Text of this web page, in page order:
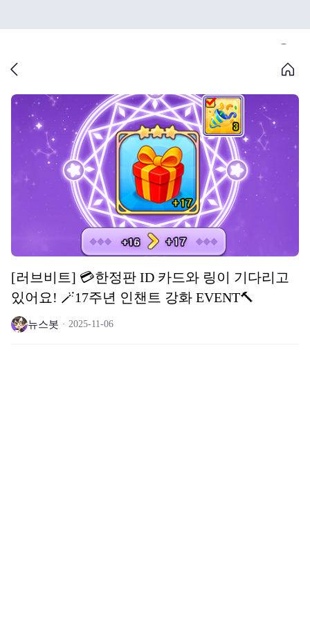
[러브비트] 💳한정판 ID 카드와 링이 기다리고
있어요! 🪄17주년 인챈트 강화 EVENT🔨
뉴스봇 2025-11-06